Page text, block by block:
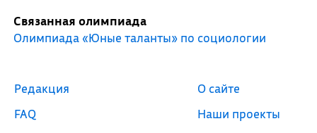
Связанная олимпиада
Олимпиада «Юные таланты» по социологии
Редакция
FAQ
О сайте
Наши проекты